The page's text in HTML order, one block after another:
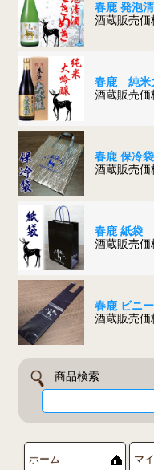
春鹿 発泡
酒蔵販売価
春鹿 純米
酒蔵販売価
春鹿 保冷袋
酒蔵販売価
春鹿 紙袋
酒蔵販売価
春鹿 ビニ
酒蔵販売価
商品検索
ホーム マ